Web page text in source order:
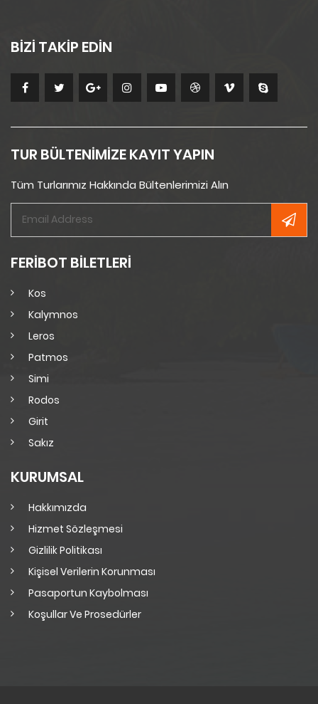
BİZİ TAKİP EDİN
TUR BÜLTENİMİZE KAYIT YAPIN
Tüm Turlarımız Hakkında Bültenlerimizi Alın
FERİBOT BİLETLERİ
Kos
Kalymnos
Leros
Patmos
Simi
Rodos
Girit
Sakız
KURUMSAL
Hakkımızda
Hizmet Sözleşmesi
Gizlilik Politikası
Kişisel Verilerin Korunması
Pasaportun Kaybolması
Koşullar Ve Prosedürler